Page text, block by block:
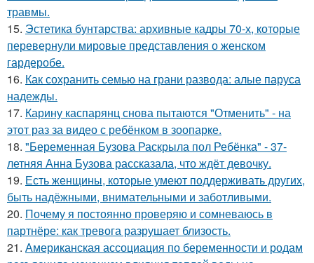
травмы.
15. Эстетика бунтарства: архивные кадры 70-х, которые
перевернули мировые представления о женском
гардеробе.
16. Как сохранить семью на грани развода: алые паруса
надежды.
17. Карину каспарянц снова пытаются "Отменить" - на
этот раз за видео с ребёнком в зоопарке.
18. "Беременная Бузова Раскрыла пол Ребёнка" - 37-
летняя Анна Бузова рассказала, что ждёт девочку.
19. Есть женщины, которые умеют поддерживать других,
быть надёжными, внимательными и заботливыми.
20. Почему я постоянно проверяю и сомневаюсь в
партнёре: как тревога разрушает близость.
21. Американская ассоциация по беременности и родам